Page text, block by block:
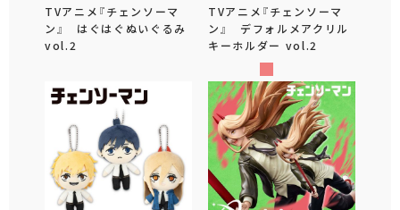
TVアニメ『チェンソーマ
ン』 はぐはぐぬいぐるみ
vol.2
TVアニメ『チェンソーマ
ン』 デフォルメアクリル
キーホルダー vol.2